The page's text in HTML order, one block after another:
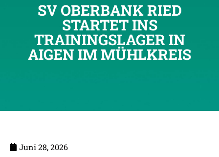
SV OBERBANK RIED
STARTET INS
TRAININGSLAGER IN
AIGEN IM MÜHLKREIS
Juni 28, 2026